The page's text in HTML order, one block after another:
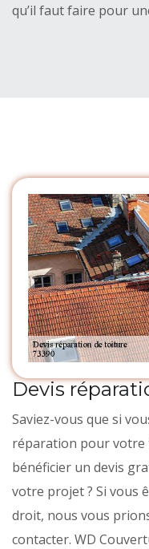
qu’il faut faire pour
Devis
Saviez-vous que si
réparation pour votre
bénéficier un devis
votre projet ? Si vous
droit, nous vous
contacter. WD